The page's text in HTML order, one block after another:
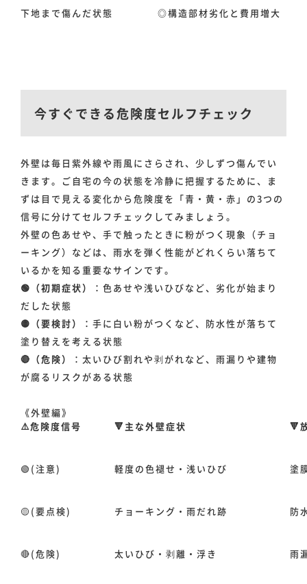
下地まで傷んだ状態 ◎構造部材劣化と費用増大
今すぐできる危険度セルフチェック
外壁は毎日紫外線や雨風にさらされ、少しずつ傷んでい
きます。ご自宅の今の状態を冷静に把握するために、ま
ずは目で見える変化から危険度を「青・黄・赤」の3つの
信号に分けてセルフチェックしてみましょう。
外壁の色あせや、手で触ったときに粉がつく現象（チョ
ーキング）などは、雨水を弾く性能がどれくらい落ちて
いるかを知る重要なサインです。
🟢（初期症状）
：色あせや浅いひびなど、劣化が始まり
だした状態
🟡（要検討）
：手に白い粉がつくなど、防水性が落ちて
塗り替えを考える状態
🔴（危険）
：太いひび割れや剥がれなど、雨漏りや建物
が腐るリスクがある状態
《外壁編》
⚠️危険度信号
🔻主な外壁症状 🔻
🟢(注意) 軽度の色褪せ・浅いひび 塗
🟡(要点検) チョーキング・雨だれ跡 防
🔴(危険) 太いひび・剥離・浮き 雨
ホーム
スタッフ紹介